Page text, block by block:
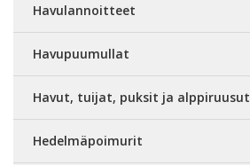
Havulannoitteet
Havupuumullat
Havut, tuijat, puksit ja alppiruusut
Hedelmäpoimurit